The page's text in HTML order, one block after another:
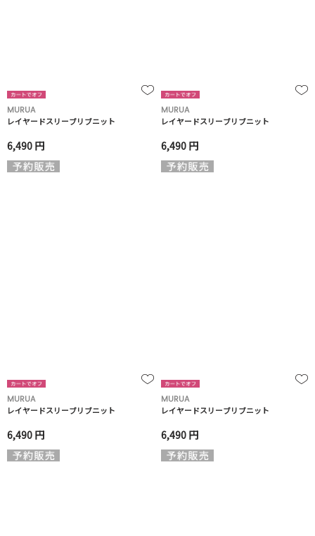
MURUA
レイヤードスリーブリブニット
6,490 円
MURUA
レイヤードスリーブリブニット
6,490 円
MURUA
レイヤードスリーブリブニット
6,490 円
MURUA
レイヤードスリーブリブニット
6,490 円